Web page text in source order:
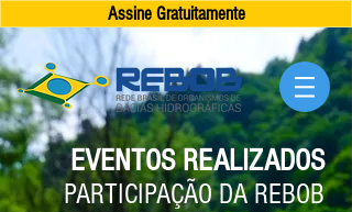
Assine Gratuitamente
EVENTOS REALIZADOS
PARTICIPAÇÃO DA REBOB